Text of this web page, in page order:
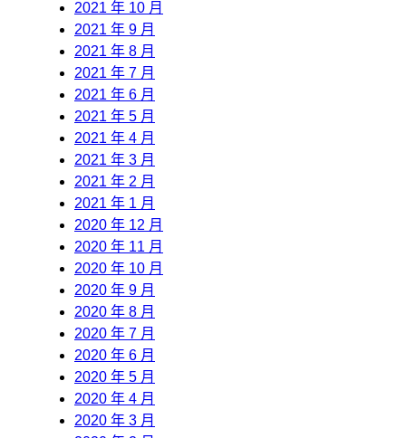
2021 年 10 月
2021 年 9 月
2021 年 8 月
2021 年 7 月
2021 年 6 月
2021 年 5 月
2021 年 4 月
2021 年 3 月
2021 年 2 月
2021 年 1 月
2020 年 12 月
2020 年 11 月
2020 年 10 月
2020 年 9 月
2020 年 8 月
2020 年 7 月
2020 年 6 月
2020 年 5 月
2020 年 4 月
2020 年 3 月